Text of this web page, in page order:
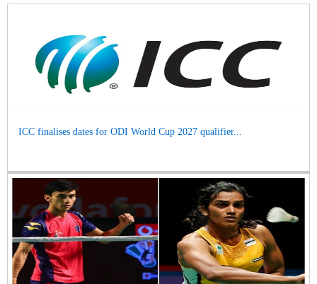
ICC finalises dates for ODI World Cup 2027 qualifier...